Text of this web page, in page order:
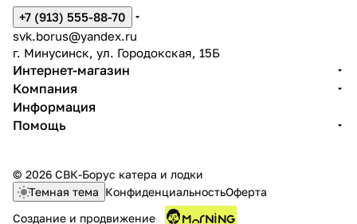
+7 (913) 555-88-70
svk.borus@yandex.ru
г. Минусинск, ул. Городокская, 15Б
Интернет-магазин
Компания
Информация
Помощь
© 2026 СВК-Борус катера и лодки
Темная тема КонфиденциальностьОферта
Создание и продвижение